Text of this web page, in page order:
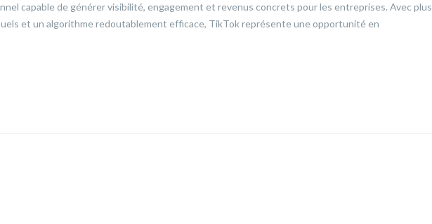
capable de générer visibilité, engagement et revenus concrets pour les entreprises. Avec plus
et un algorithme redoutablement efficace, TikTok représente une opportunité en